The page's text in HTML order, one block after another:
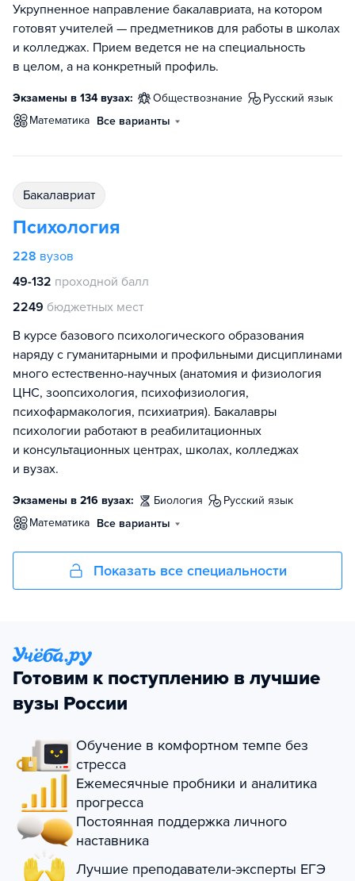
Укрупненное направление бакалавриата, на котором
готовят учителей — предметников для работы в школах
и колледжах. Прием ведется не на специальность
в целом, а на конкретный профиль.
Экзамены в 134 вузах: обществознание
русский язык
математика Все варианты
бакалавриат
Психология
228 вузов
49-132 проходной балл
2249 бюджетных мест
В курсе базового психологического образования
наряду с гуманитарными и профильными дисциплинами
много естественно-научных (анатомия и физиология
ЦНС, зоопсихология, психофизиология,
психофармакология, психиатрия). Бакалавры
психологии работают в реабилитационных
и консультационных центрах, школах, колледжах
и вузах.
Экзамены в 216 вузах: биология
русский язык
математика Все варианты
Показать все специальности
Готовим к поступлению в лучшие
вузы России
Обучение в комфортном темпе без
стресса
Ежемесячные пробники и аналитика
прогресса
Постоянная поддержка личного
наставника
Лучшие преподаватели-эксперты ЕГЭ